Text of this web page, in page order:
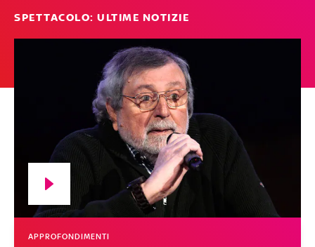
SPETTACOLO: ULTIME NOTIZIE
APPROFONDIMENTI